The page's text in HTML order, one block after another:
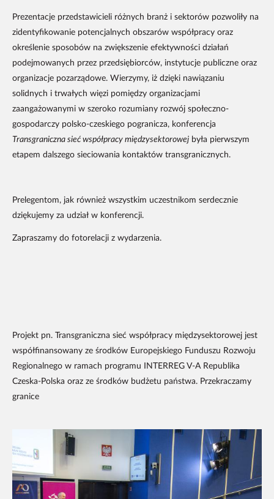
Prezentacje przedstawicieli różnych branż i sektorów pozwoliły na
zidentyfikowanie potencjalnych obszarów współpracy oraz
określenie sposobów na zwiększenie efektywności działań
podejmowanych przez przedsiębiorców, instytucje publiczne oraz
organizacje pozarządowe. Wierzymy, iż dzięki nawiązaniu
solidnych i trwałych więzi pomiędzy organizacjami
zaangażowanymi w szeroko rozumiany rozwój społeczno-
gospodarczy polsko-czeskiego pogranicza, konferencja
Transgraniczna sieć współpracy międzysektorowej była pierwszym
etapem dalszego sieciowania kontaktów transgranicznych.
Prelegentom, jak również wszystkim uczestnikom serdecznie
dziękujemy za udział w konferencji.
Zapraszamy do fotorelacji z wydarzenia.
Projekt pn. Transgraniczna sieć współpracy międzysektorowej jest
współfinansowany ze środków Europejskiego Funduszu Rozwoju
Regionalnego w ramach programu INTERREG V-A Republika
Czeska-Polska oraz ze środków budżetu państwa. Przekraczamy
granice